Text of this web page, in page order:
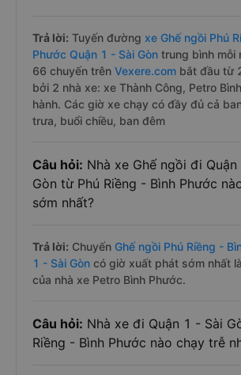
Trả lời: Tuyến đường xe Ghế ngồi Phú
Phước Quận 1 - Sài Gòn trung bình mỗi
66 chuyến trên Vexere.com bắt đầu từ
bởi 2 nhà xe: xe Thành Công, Petro
hành. Các giờ xe chạy có đầy đủ cả
trưa, buổi chiều, ban đêm
Câu hỏi: Nhà xe Ghế ngồi đi
Gòn từ Phú Riềng - Bình Phước
sớm nhất?
Trả lời: Chuyến Ghế ngồi Phú Riềng -
1 - Sài Gòn có giờ xuất phát sớm nhất
của nhà xe Petro Bình Phước.
Câu hỏi: Nhà xe đi Quận 1 - Sài
Riềng - Bình Phước nào chạy trễ